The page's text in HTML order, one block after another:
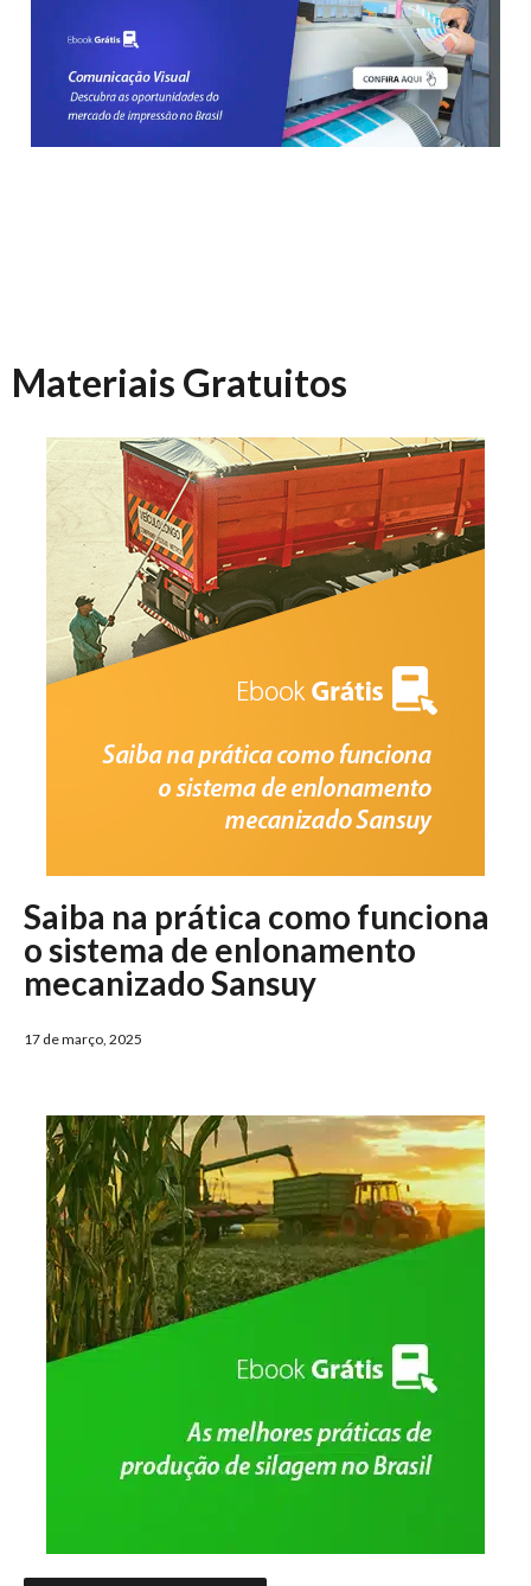
Materiais Gratuitos
Saiba na prática como funciona
o sistema de enlonamento
mecanizado Sansuy
17 de março, 2025